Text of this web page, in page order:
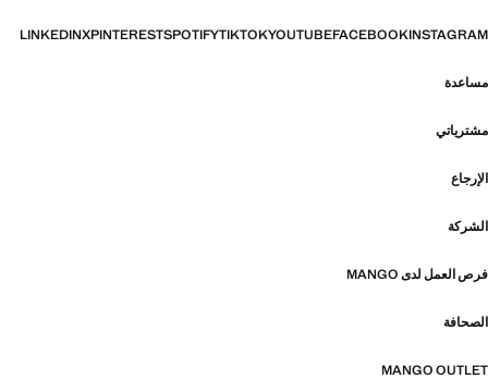
INSTAGRAM
FACEBOOK
YOUTUBE
TIKTOK
SPOTIFY
PINTEREST
X
LINKEDIN
مساعدة
مشترياتي
الإرجاع
الشركة
فرص العمل لدى MANGO
الصحافة
MANGO OUTLET